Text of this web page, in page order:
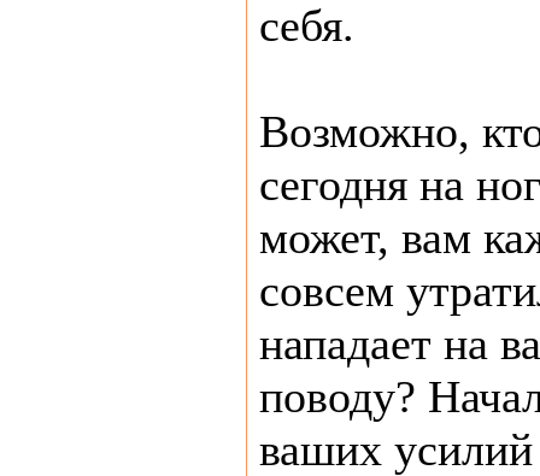
себя.
Возможно,
сегодня на
может, вам
совсем
нападает на
поводу?
ваших усилий